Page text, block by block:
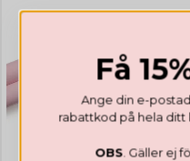
Få
Ange din e-
rabattkod på hela ditt
OBS. Gäller ej